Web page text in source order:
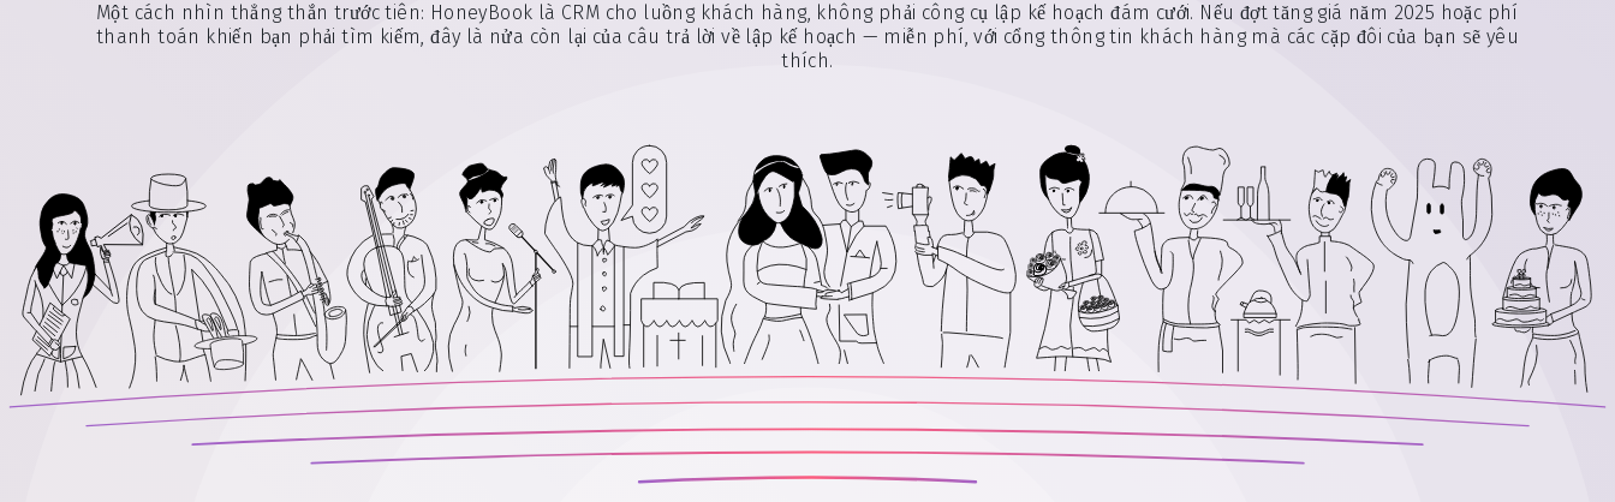
Một cách nhìn thẳng thắn trước tiên: HoneyBook là CRM cho luồng khách hàng, không phải công cụ lập kế hoạch đám cưới. Nếu đợt tăng giá năm 2025 hoặc phí
thanh toán khiến bạn phải tìm kiếm, đây là nửa còn lại của câu trả lời về lập kế hoạch — miễn phí, với cổng thông tin khách hàng mà các cặp đôi của bạn sẽ yêu
thích.